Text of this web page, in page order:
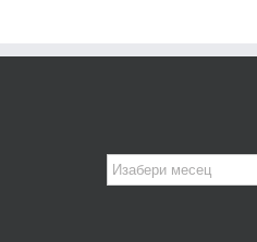
Архива
чланака